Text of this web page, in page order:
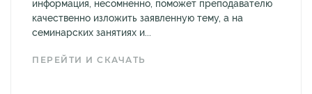
информация, несомненно, поможет преподавателю
качественно изложить заявленную тему, а на
семинарских занятиях и...
ПЕРЕЙТИ И СКАЧАТЬ